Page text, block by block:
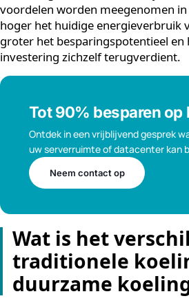
Fiscale voordelenvia
investeringsaftrek)
Verhoogde operationele
indirecte kostenbesparingen
De terugverdientijd van
is in veel gevallen aantrekkelijk,
voordelen worden
hoger het huidige
groter het besparingspotentieel
Tot 90% besparen
Ontdek in een vrijblijvend
uw serverruimte of datacenter